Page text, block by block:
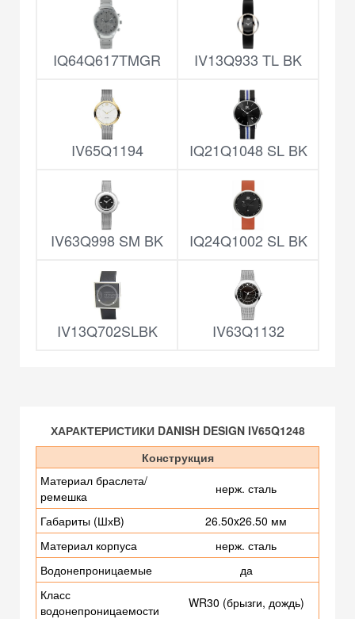
IQ64Q617TMGR IV13Q933 TL BK
IV65Q1194 IQ21Q1048 SL BK
IV63Q998 SM BK IQ24Q1002 SL BK
IV13Q702SLBK IV63Q1132
ХАРАКТЕРИСТИКИ DANISH DESIGN IV65Q1248
Конструкция
Материал браслета/
ремешка
нерж. сталь
Габариты (ШхВ)
26.50x26.50 мм
Материал корпуса
нерж. сталь
Водонепроницаемые
да
Класс
водонепроницаемости
WR30 (брызги, дождь)